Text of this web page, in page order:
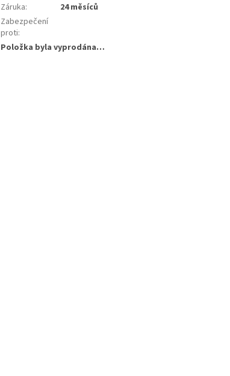
Záruka:
24 měsíců
Zabezpečení
proti:
Položka byla vyprodána…